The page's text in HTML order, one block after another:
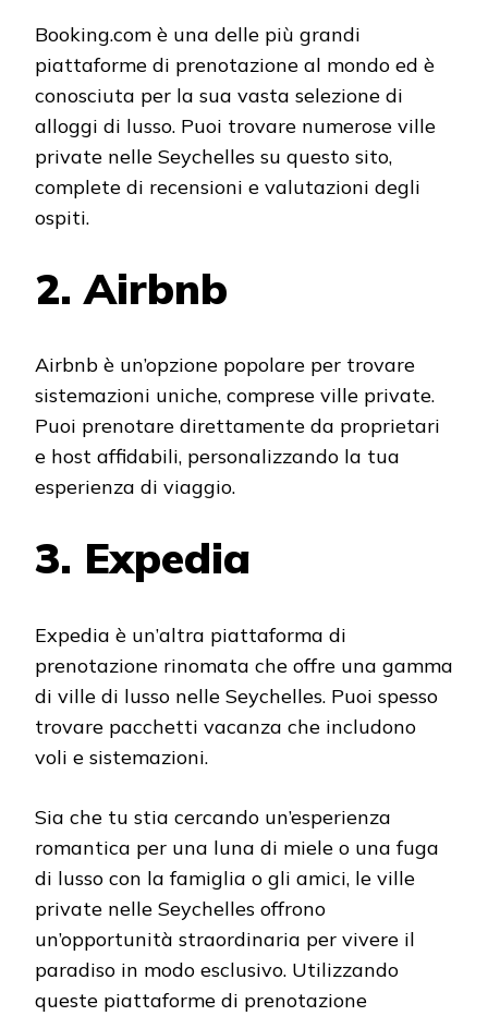
Booking.com è una delle più grandi
piattaforme di prenotazione al mondo ed è
conosciuta per la sua vasta selezione di
alloggi di lusso. Puoi trovare numerose ville
private nelle Seychelles su questo sito,
complete di recensioni e valutazioni degli
ospiti.
2. Airbnb
Airbnb è un’opzione popolare per trovare
sistemazioni uniche, comprese ville private.
Puoi prenotare direttamente da proprietari
e host affidabili, personalizzando la tua
esperienza di viaggio.
3. Expedia
Expedia è un’altra piattaforma di
prenotazione rinomata che offre una gamma
di ville di lusso nelle Seychelles. Puoi spesso
trovare pacchetti vacanza che includono
voli e sistemazioni.
Sia che tu stia cercando un’esperienza
romantica per una luna di miele o una fuga
di lusso con la famiglia o gli amici, le ville
private nelle Seychelles offrono
un’opportunità straordinaria per vivere il
paradiso in modo esclusivo. Utilizzando
queste piattaforme di prenotazione